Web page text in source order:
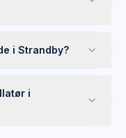
i Strandby?
i